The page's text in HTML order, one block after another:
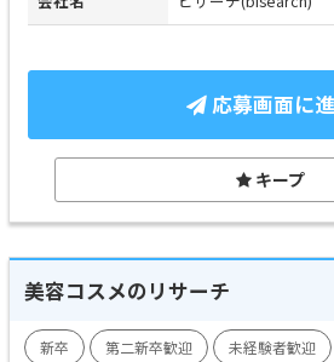
応募画面に
キープ
美容コスメのリサーチ
新卒 第二新卒歓迎 未経験者歓迎